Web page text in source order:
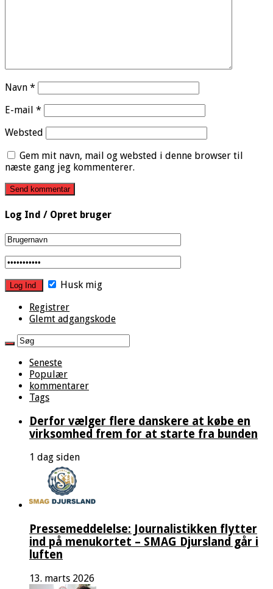
Navn *
E-mail *
Websted
Gem mit navn, mail og websted i denne browser til
næste gang jeg kommenterer.
Log Ind / Opret bruger
Husk mig
Registrer
Glemt adgangskode
Seneste
Populær
kommentarer
Tags
Derfor vælger flere danskere at købe en
virksomhed frem for at starte fra bunden
1 dag siden
Pressemeddelelse: Journalistikken flytter
ind på menukortet – SMAG Djursland går i
luften
13. marts 2026